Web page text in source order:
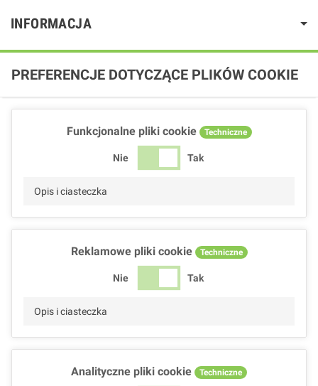
INFORMACJA
PREFERENCJE DOTYCZĄCE PLIKÓW COOKIE
Funkcjonalne pliki cookie Techniczne
Nie Tak
Opis i ciasteczka
Reklamowe pliki cookie Techniczne
Nie Tak
Opis i ciasteczka
Analityczne pliki cookie Techniczne